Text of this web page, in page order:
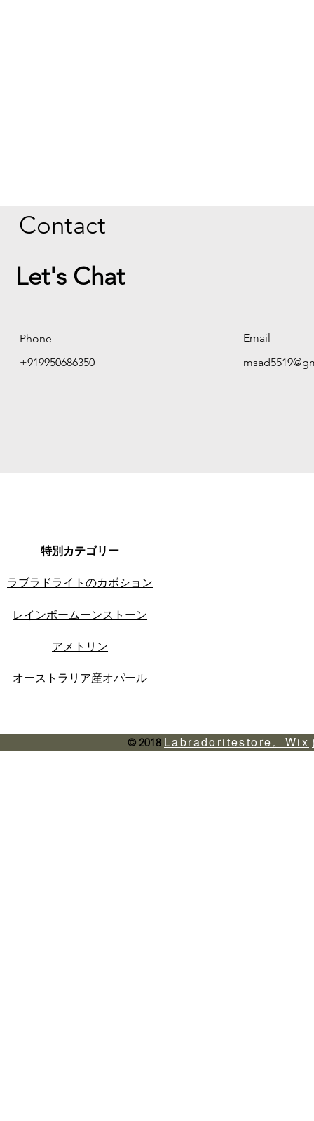
Contact
Let's Chat
Phone
+919950686350
Email
特別カテゴリー
ラブラドライトのカボション
レインボームーンストーン
アメトリン
オーストラリア産オパール
© 2018 Labradoritestore。Wix